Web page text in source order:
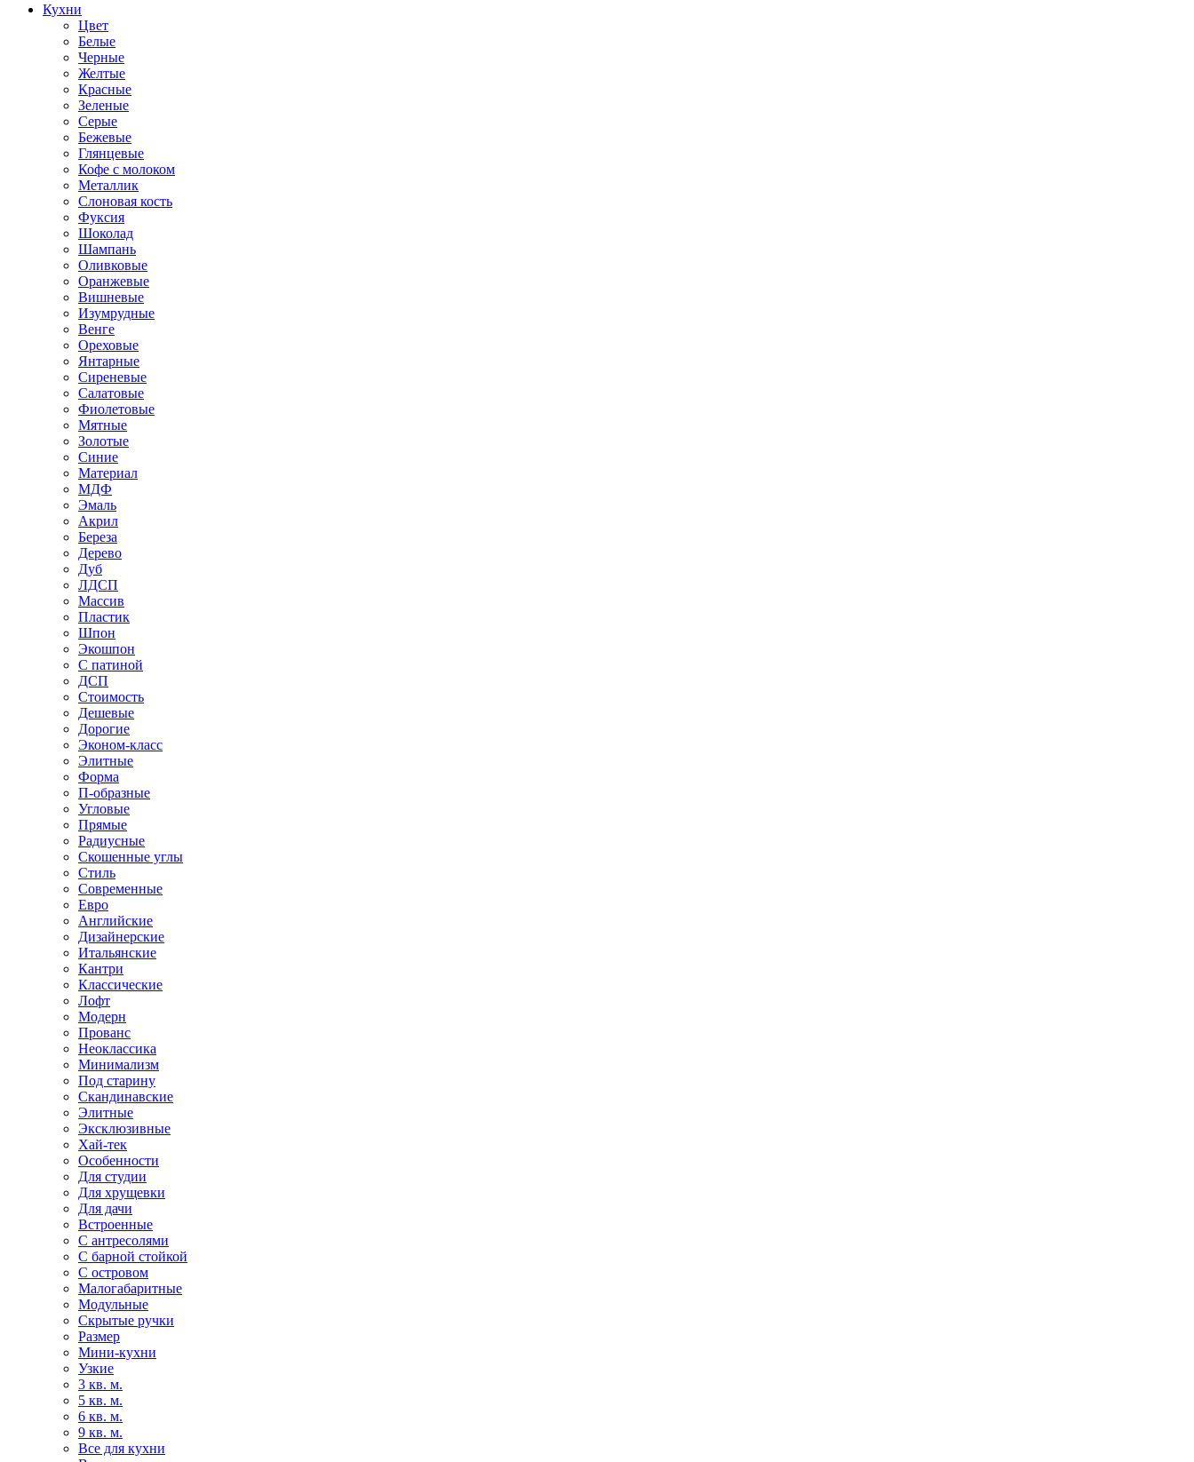
Кухни
Цвет
Белые
Черные
Желтые
Красные
Зеленые
Серые
Бежевые
Глянцевые
Кофе с молоком
Металлик
Слоновая кость
Фуксия
Шоколад
Шампань
Оливковые
Оранжевые
Вишневые
Изумрудные
Венге
Ореховые
Янтарные
Сиреневые
Салатовые
Фиолетовые
Мятные
Золотые
Синие
Материал
МДФ
Эмаль
Акрил
Береза
Дерево
Дуб
ЛДСП
Массив
Пластик
Шпон
Экошпон
С патиной
ДСП
Стоимость
Дешевые
Дорогие
Эконом-класс
Элитные
Форма
П-образные
Угловые
Прямые
Радиусные
Скошенные углы
Стиль
Современные
Евро
Английские
Дизайнерские
Итальянские
Кантри
Классические
Лофт
Модерн
Прованс
Неоклассика
Минимализм
Под старину
Скандинавские
Элитные
Эксклюзивные
Хай-тек
Особенности
Для студии
Для хрущевки
Для дачи
Встроенные
С антресолями
С барной стойкой
С островом
Малогабаритные
Модульные
Скрытые ручки
Размер
Мини-кухни
Узкие
3 кв. м.
5 кв. м.
6 кв. м.
9 кв. м.
Все для кухни